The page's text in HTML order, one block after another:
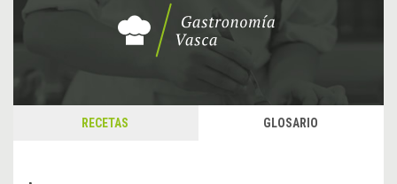
RECETAS GLOSARIO